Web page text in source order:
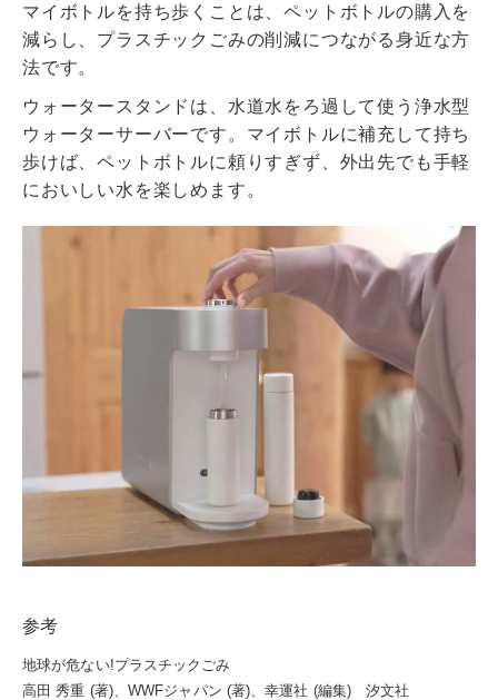
マイボトルを持ち歩くことは、ペットボトルの購入を
減らし、プラスチックごみの削減につながる身近な方
法です。
ウォータースタンドは、水道水をろ過して使う浄水型
ウォーターサーバーです。マイボトルに補充して持ち
歩けば、ペットボトルに頼りすぎず、外出先でも手軽
においしい水を楽しめます。
参考
地球が危ない!プラスチックごみ
高田 秀重 (著)、WWFジャパン (著)、幸運社 (編集) 汐文社